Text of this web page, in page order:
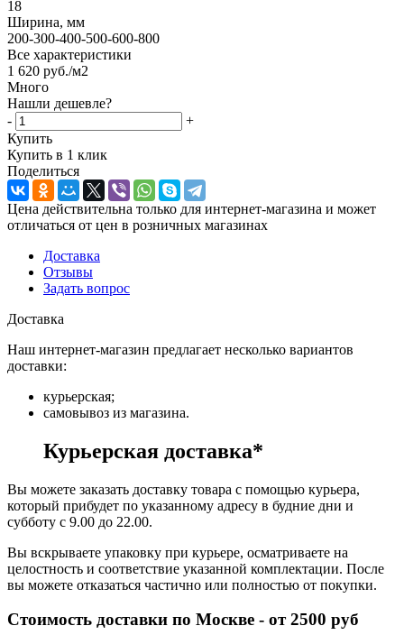
18
Ширина, мм
200-300-400-500-600-800
Все характеристики
1 620 руб./м2
Много
Нашли дешевле?
-
+
Купить
Купить в 1 клик
Поделиться
Цена действительна только для интернет-магазина и может
отличаться от цен в розничных магазинах
Доставка
Отзывы
Задать вопрос
Доставка
Наш интернет-магазин предлагает несколько вариантов
доставки:
курьерская;
самовывоз из магазина.
Курьерская доставка*
Вы можете заказать доставку товара с помощью курьера,
который прибудет по указанному адресу в будние дни и
субботу с 9.00 до 22.00.
Вы вскрываете упаковку при курьере, осматриваете на
целостность и соответствие указанной комплектации. После
вы можете отказаться частично или полностью от покупки.
Стоимость доставки по Москве - от 2500 руб